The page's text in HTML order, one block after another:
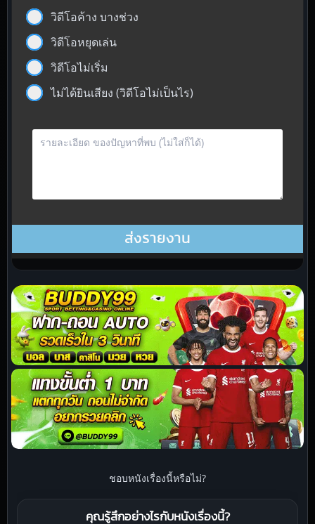
วิดีโอค้าง บางช่วง
วิดีโอหยุดเล่น
วิดีโอไม่เริ่ม
ไม่ได้ยินเสียง (วิดีโอไม่เป็นไร)
ชอบหนังเรื่องนี้หรือไม่?
คุณรู้สึกอย่างไรกับหนังเรื่องนี้?